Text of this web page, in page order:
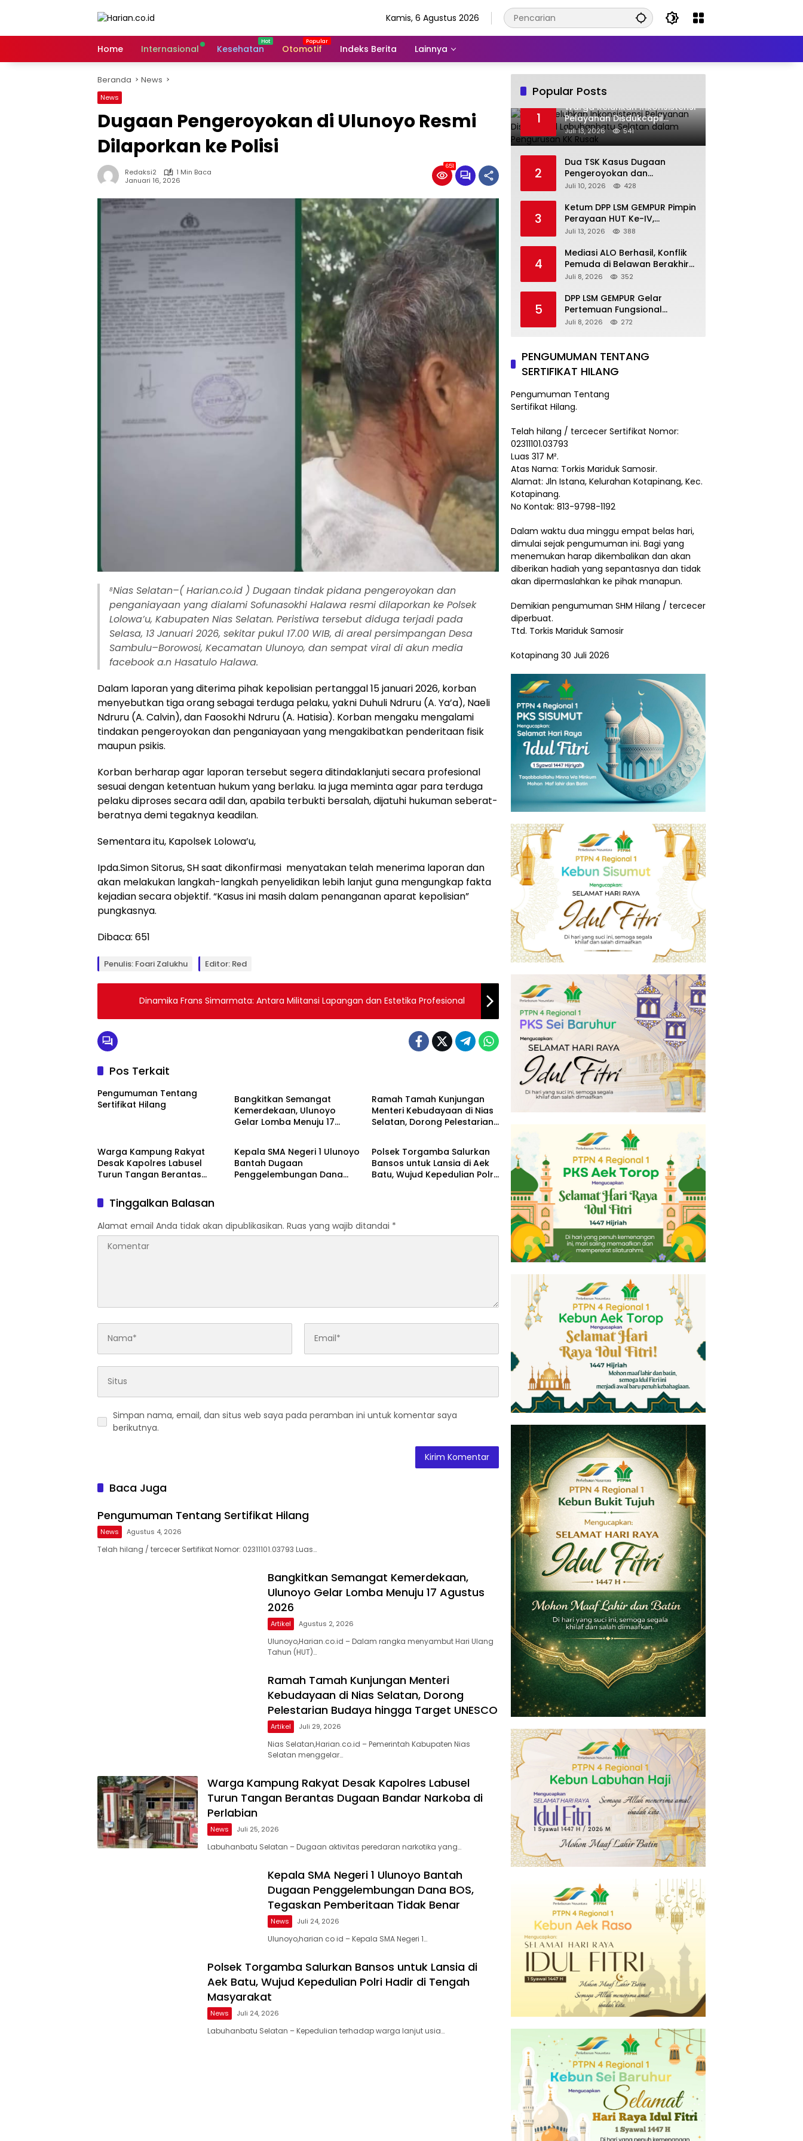
Kamis, 6 Agustus 2026
Home Internasional Kesehatan Otomotif Indeks Berita Lainnya
Beranda News
News
Dugaan Pengeroyokan di Ulunoyo Resmi
Dilaporkan ke Polisi
Redaksi2
1 Min Baca
Januari 16, 2026
651
⁸Nias Selatan–( Harian.co.id ) Dugaan tindak pidana pengeroyokan dan
penganiayaan yang dialami Sofunasokhi Halawa resmi dilaporkan ke Polsek
Lolowa’u, Kabupaten Nias Selatan. Peristiwa tersebut diduga terjadi pada
Selasa, 13 Januari 2026, sekitar pukul 17.00 WIB, di areal persimpangan Desa
Sambulu–Borowosi, Kecamatan Ulunoyo, dan sempat viral di akun media
facebook a.n Hasatulo Halawa.
Dalam laporan yang diterima pihak kepolisian pertanggal 15 januari 2026, korban
menyebutkan tiga orang sebagai terduga pelaku, yakni Duhuli Ndruru (A. Ya’a), Naeli
Ndruru (A. Calvin), dan Faosokhi Ndruru (A. Hatisia). Korban mengaku mengalami
tindakan pengeroyokan dan penganiayaan yang mengakibatkan penderitaan fisik
maupun psikis.
Korban berharap agar laporan tersebut segera ditindaklanjuti secara profesional
sesuai dengan ketentuan hukum yang berlaku. Ia juga meminta agar para terduga
pelaku diproses secara adil dan, apabila terbukti bersalah, dijatuhi hukuman seberat-
beratnya demi tegaknya keadilan.
Sementara itu, Kapolsek Lolowa’u,
Ipda.Simon Sitorus, SH saat dikonfirmasi menyatakan telah menerima laporan dan
akan melakukan langkah-langkah penyelidikan lebih lanjut guna mengungkap fakta
kejadian secara objektif. “Kasus ini masih dalam penanganan aparat kepolisian”
pungkasnya.
Dibaca: 651
Penulis: Foari Zalukhu Editor: Red
Dinamika Frans Simarmata: Antara Militansi Lapangan dan Estetika Profesional
Pos Terkait
Pengumuman Tentang
Sertifikat Hilang
Bangkitkan Semangat
Kemerdekaan, Ulunoyo
Gelar Lomba Menuju 17
Ramah Tamah Kunjungan
Menteri Kebudayaan di Nias
Selatan, Dorong Pelestarian
Warga Kampung Rakyat
Desak Kapolres Labusel
Turun Tangan Berantas
Perlabian
News
Kepala SMA Negeri 1 Ulunoyo
Bantah Dugaan
Penggelembungan Dana
News
Polsek Torgamba Salurkan
Bansos untuk Lansia di Aek
Batu, Wujud Kepedulian Polri
Tinggalkan Balasan
Alamat email Anda tidak akan dipublikasikan. Ruas yang wajib ditandai *
Simpan nama, email, dan situs web saya pada peramban ini untuk komentar saya
berikutnya.
Baca Juga
Pengumuman Tentang Sertifikat Hilang
News Agustus 4, 2026
Telah hilang / tercecer Sertifikat Nomor: 02311101.03793 Luas…
Bangkitkan Semangat Kemerdekaan,
Ulunoyo Gelar Lomba Menuju 17 Agustus
2026
Artikel Agustus 2, 2026
Ulunoyo,Harian.co.id – Dalam rangka menyambut Hari Ulang
Tahun (HUT)…
Ramah Tamah Kunjungan Menteri
Kebudayaan di Nias Selatan, Dorong
Pelestarian Budaya hingga Target UNESCO
Artikel Juli 29, 2026
Nias Selatan,Harian.co.id – Pemerintah Kabupaten Nias
Selatan menggelar…
Warga Kampung Rakyat Desak Kapolres Labusel
Turun Tangan Berantas Dugaan Bandar Narkoba di
Perlabian
News Juli 25, 2026
Labuhanbatu Selatan – Dugaan aktivitas peredaran narkotika yang…
Kepala SMA Negeri 1 Ulunoyo Bantah
Dugaan Penggelembungan Dana BOS,
Tegaskan Pemberitaan Tidak Benar
News Juli 24, 2026
Ulunoyo,harian co id – Kepala SMA Negeri 1…
Polsek Torgamba Salurkan Bansos untuk Lansia di
Aek Batu, Wujud Kepedulian Polri Hadir di Tengah
Masyarakat
News Juli 24, 2026
Labuhanbatu Selatan – Kepedulian terhadap warga lanjut usia…
Popular Posts
1
Warga Keluhkan Inkonsistensi
Pelayanan Disdukcapil
Labuhanbatu Selatan dalam
Pengurusan KK Rusak
Juli 13, 2026 541
2
Dua TSK Kasus Dugaan
Pengeroyokan dan
Pengancaman Serahkan Diri,
Tuntaskan Pengamanan Tiga
Tersangka
Juli 10, 2026 428
3
Ketum DPP LSM GEMPUR Pimpin
Perayaan HUT Ke-IV,
Tegaskan Komitmen sebagai
Aspirasi Rakyat
Juli 13, 2026 388
4
Mediasi ALO Berhasil, Konflik
Pemuda di Belawan Berakhir
Damai
Juli 8, 2026 352
5
DPP LSM GEMPUR Gelar
Pertemuan Fungsional
Kepengurusan di Medan
Juli 8, 2026 272
PENGUMUMAN TENTANG
SERTIFIKAT HILANG
Pengumuman Tentang
Sertifikat Hilang.
Telah hilang / tercecer Sertifikat Nomor:
02311101.03793
Luas 317 M².
Atas Nama: Torkis Mariduk Samosir.
Alamat: Jln Istana, Kelurahan Kotapinang, Kec.
Kotapinang.
No Kontak: 813-9798-1192
Dalam waktu dua minggu empat belas hari,
dimulai sejak pengumuman ini. Bagi yang
menemukan harap dikembalikan dan akan
diberikan hadiah yang sepantasnya dan tidak
akan dipermaslahkan ke pihak manapun.
Demikian pengumuman SHM Hilang / tercecer
diperbuat.
Ttd. Torkis Mariduk Samosir
Kotapinang 30 Juli 2026